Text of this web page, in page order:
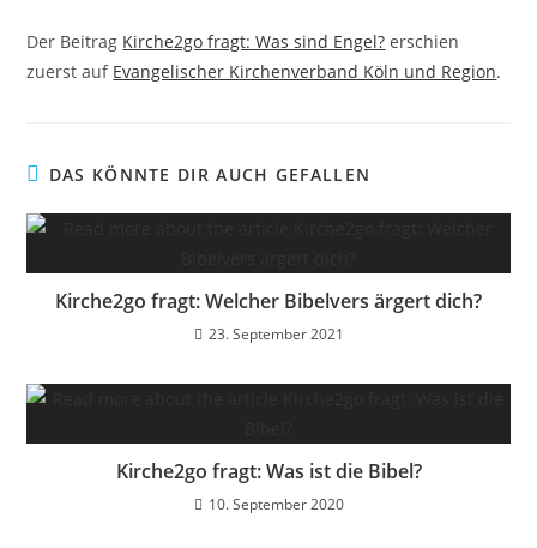
Der Beitrag Kirche2go fragt: Was sind Engel? erschien
zuerst auf Evangelischer Kirchenverband Köln und Region.
DAS KÖNNTE DIR AUCH GEFALLEN
Kirche2go fragt: Welcher Bibelvers ärgert dich?
23. September 2021
Kirche2go fragt: Was ist die Bibel?
10. September 2020